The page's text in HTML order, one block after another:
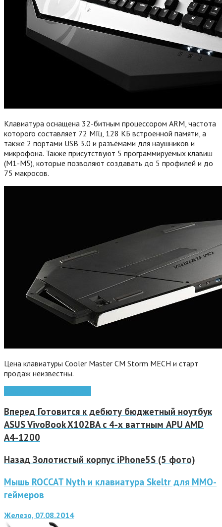
Клавиатура оснащена 32-битным процессором ARM, частота
которого составляет 72 МГц, 128 КБ встроенной памяти, а
также 2 портами USB 3.0 и разъёмами для наушников и
микрофона. Также присутствуют 5 программируемых клавиш
(М1-М5), которые позволяют создавать до 5 профилей и до
75 макросов.
Цена клавиатуры Cooler Master CM Storm MECH и старт
продаж неизвестны.
Вперед Готовится к дебюту бюджетный ноутбук
ASUS VivoBook X102BA c 4-х ваттным APU AMD
A4-1200
Назад Золотистый корпус iPhone5S (5 фото)
Мышь ROCCAT Nyth и клавиатура Skeltr для MMO-
геймеров
Железо, 07.08.2014